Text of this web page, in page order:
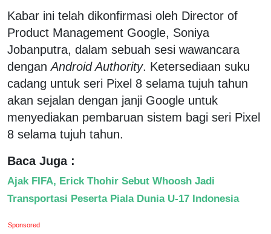
Kabar ini telah dikonfirmasi oleh Director of
Product Management Google, Soniya
Jobanputra, dalam sebuah sesi wawancara
denganAndroid Authority. Ketersediaan suku
cadang untuk seri Pixel 8 selama tujuh tahun
akan sejalan dengan janji Google untuk
menyediakan pembaruan sistem bagi seri Pixel
8 selama tujuh tahun.
Baca Juga :
Ajak FIFA, Erick Thohir Sebut Whoosh Jadi
Transportasi Peserta Piala Dunia U-17 Indonesia
Sponsored